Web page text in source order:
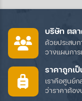
บริษัท ตล
ด้วยประสบก
วางแผนกา
ราคาถูกเ
เราคือศูนย์ก
ว่าราคาต้อ